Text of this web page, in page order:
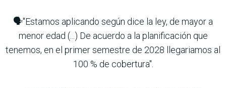
🗣"Estamos aplicando según dice la ley, de mayor a
menor edad (...) De acuerdo a la planificación que
tenemos, en el primer semestre de 2028 llegariamos al
100 % de cobertura".